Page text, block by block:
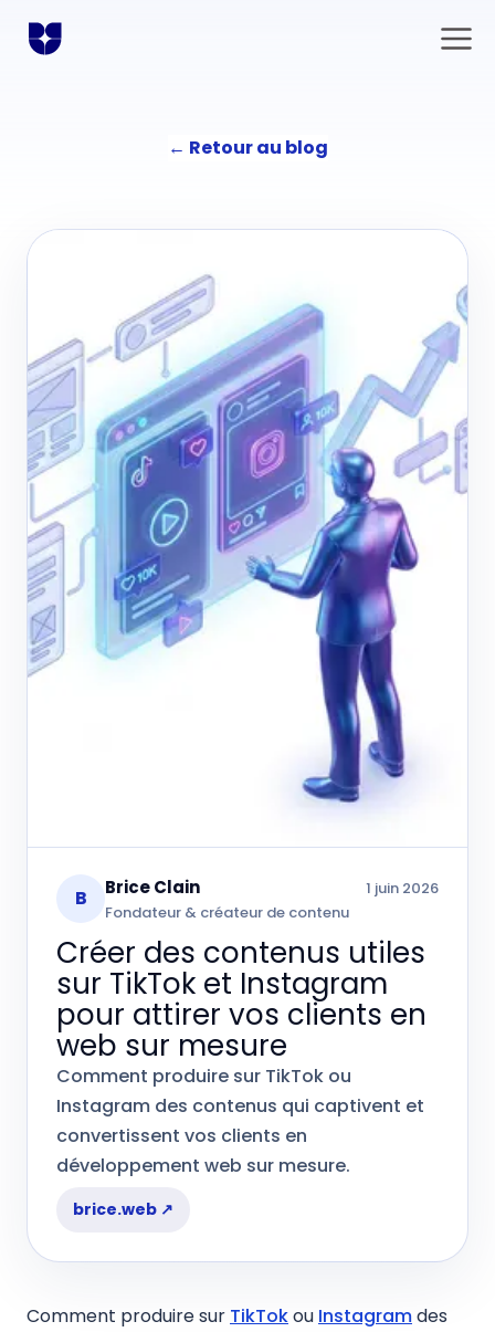
Solutions
Communication
L'agence
← Retour au blog
B Brice Clain
1 juin 2026
Fondateur & créateur de contenu
Créer des contenus utiles
sur TikTok et Instagram
pour attirer vos clients en
web sur mesure
Comment produire sur TikTok ou
Instagram des contenus qui captivent et
convertissent vos clients en
développement web sur mesure.
brice.web ↗
Comment produire sur TikTokou Instagramdes